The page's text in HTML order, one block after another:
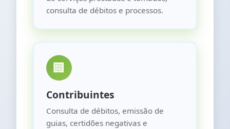
consulta de débitos e processos.
🏢
Contribuintes
Consulta de débitos, emissão de
guias, certidões negativas e